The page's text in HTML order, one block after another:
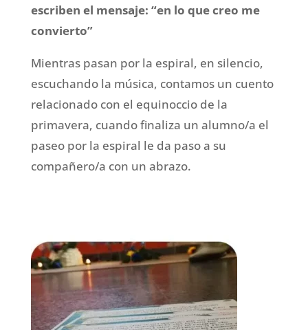
escriben el mensaje: “en lo que creo me
convierto”
Mientras pasan por la espiral, en silencio,
escuchando la música, contamos un cuento
relacionado con el equinoccio de la
primavera, cuando finaliza un alumno/a el
paseo por la espiral le da paso a su
compañero/a con un abrazo.